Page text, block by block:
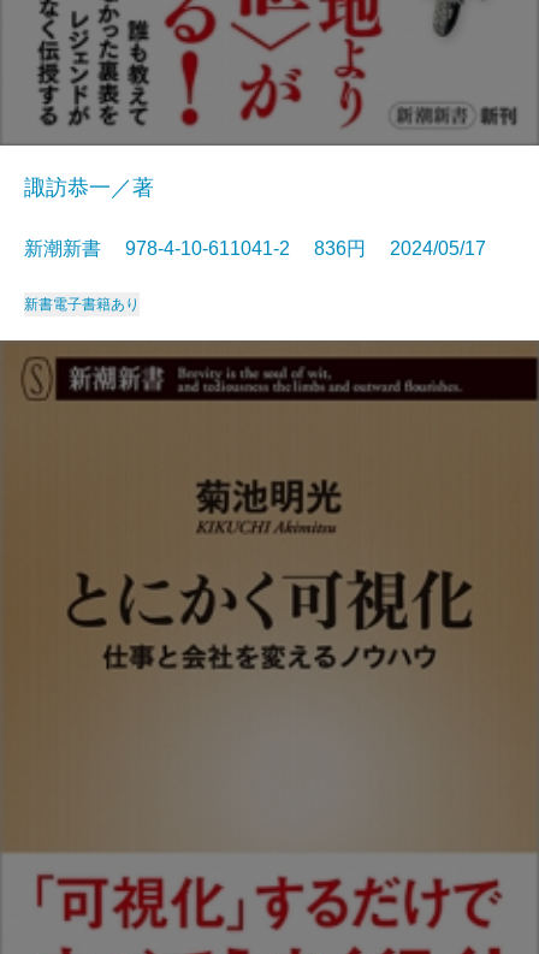
諏訪恭一／著
新潮新書 978-4-10-611041-2 836円 2024/05/17
新書電子書籍あり